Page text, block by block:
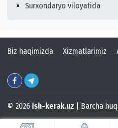
Surxondaryo viloyatida
Biz haqimizda Xizmatlarimiz
© 2026 ish-kerak.uz | Barcha